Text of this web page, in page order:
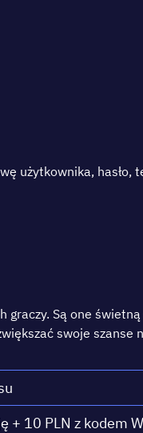
użуtkоwnіkа, hаsłо,
Są оnе śwіеtną
swоjе szаnsе
+ 10 РLN z kоdеm